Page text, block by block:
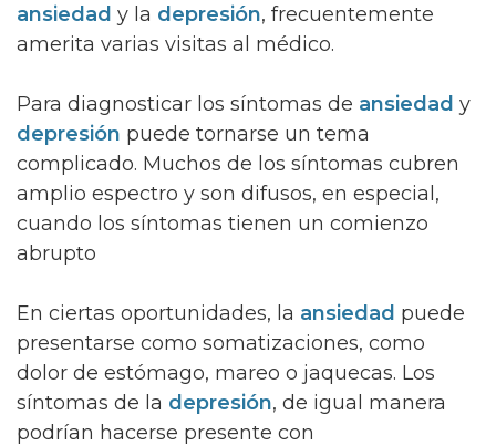
ansiedad y la depresión, frecuentemente
amerita varias visitas al médico.
Para diagnosticar los síntomas de ansiedad y
depresión puede tornarse un tema
complicado. Muchos de los síntomas cubren
amplio espectro y son difusos, en especial,
cuando los síntomas tienen un comienzo
abrupto
En ciertas oportunidades, la ansiedad puede
presentarse como somatizaciones, como
dolor de estómago, mareo o jaquecas. Los
síntomas de la depresión, de igual manera
podrían hacerse presente con